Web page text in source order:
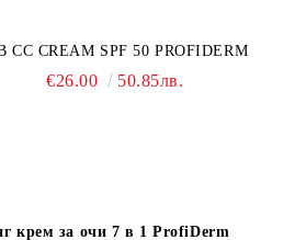
CC CREAM SPF 50 PROFIDERM
€26.00 50.85лв.
крем за очи 7 в 1 ProfiDerm